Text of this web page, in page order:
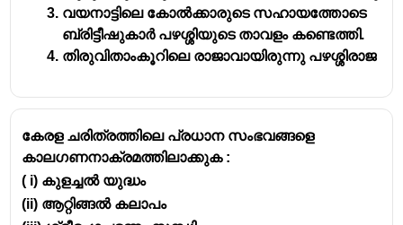
വയനാട്ടിലെ കോൽക്കാരുടെ സഹായത്തോടെ
ബ്രിട്ടീഷുകാർ പഴശ്ശിയുടെ താവളം കണ്ടെത്തി.
തിരുവിതാംകൂറിലെ രാജാവായിരുന്നു പഴശ്ശിരാജ
കേരള ചരിത്രത്തിലെ പ്രധാന സംഭവങ്ങളെ
കാലഗണനാക്രമത്തിലാക്കുക :
( i) കുളച്ചൽ യുദ്ധം
(ii) ആറ്റിങ്ങൽ കലാപം